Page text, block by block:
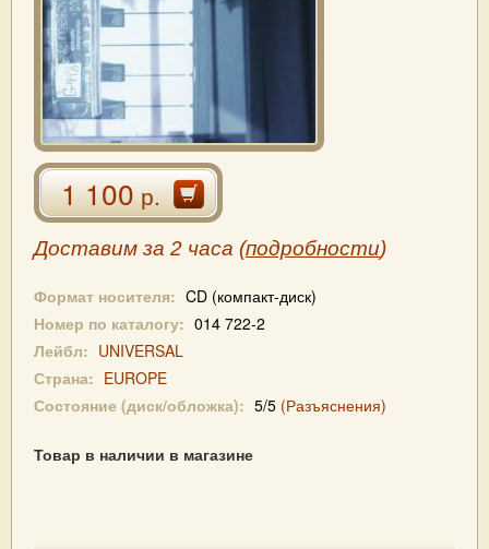
1 100р.
Доставим за 2 часа (подробности)
Формат носителя: CD (компакт-диск)
Номер по каталогу: 014 722-2
Лейбл: UNIVERSAL
Страна: EUROPE
Состояние (диск/обложка): 5/5 (Разъяснения)
Товар в наличии в магазине